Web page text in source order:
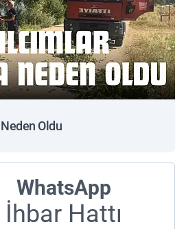
Neden Oldu
WhatsApp
İhbar Hattı